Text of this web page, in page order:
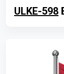
ULKE-598